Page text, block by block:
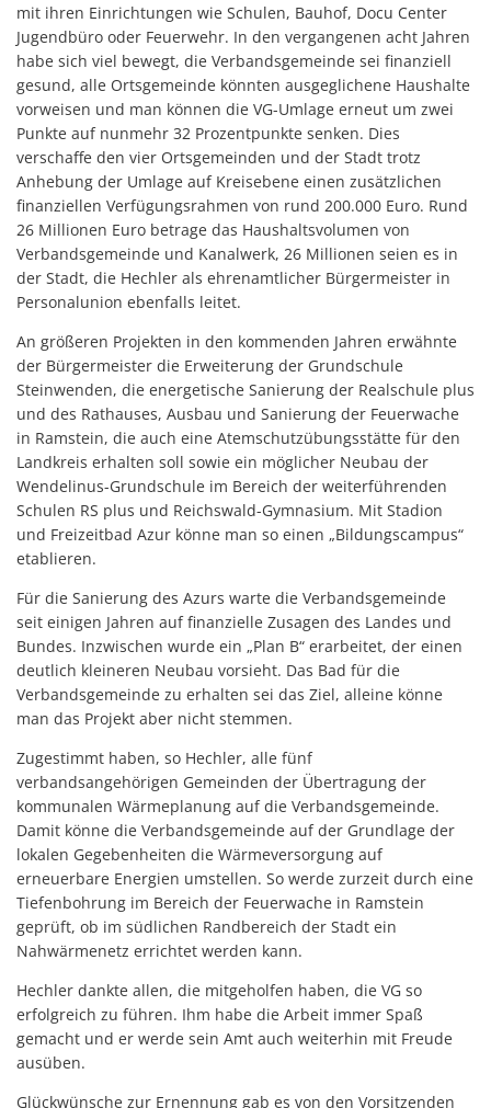
mit ihren Einrichtungen wie Schulen, Bauhof, Docu Center
Jugendbüro oder Feuerwehr. In den vergangenen acht Jahren
habe sich viel bewegt, die Verbandsgemeinde sei finanziell
gesund, alle Ortsgemeinde könnten ausgeglichene Haushalte
vorweisen und man können die VG-Umlage erneut um zwei
Punkte auf nunmehr 32 Prozentpunkte senken. Dies
verschaffe den vier Ortsgemeinden und der Stadt trotz
Anhebung der Umlage auf Kreisebene einen zusätzlichen
finanziellen Verfügungsrahmen von rund 200.000 Euro. Rund
26 Millionen Euro betrage das Haushaltsvolumen von
Verbandsgemeinde und Kanalwerk, 26 Millionen seien es in
der Stadt, die Hechler als ehrenamtlicher Bürgermeister in
Personalunion ebenfalls leitet.
An größeren Projekten in den kommenden Jahren erwähnte
der Bürgermeister die Erweiterung der Grundschule
Steinwenden, die energetische Sanierung der Realschule plus
und des Rathauses, Ausbau und Sanierung der Feuerwache
in Ramstein, die auch eine Atemschutzübungsstätte für den
Landkreis erhalten soll sowie ein möglicher Neubau der
Wendelinus-Grundschule im Bereich der weiterführenden
Schulen RS plus und Reichswald-Gymnasium. Mit Stadion
und Freizeitbad Azur könne man so einen „Bildungscampus“
etablieren.
Für die Sanierung des Azurs warte die Verbandsgemeinde
seit einigen Jahren auf finanzielle Zusagen des Landes und
Bundes. Inzwischen wurde ein „Plan B“ erarbeitet, der einen
deutlich kleineren Neubau vorsieht. Das Bad für die
Verbandsgemeinde zu erhalten sei das Ziel, alleine könne
man das Projekt aber nicht stemmen.
Zugestimmt haben, so Hechler, alle fünf
verbandsangehörigen Gemeinden der Übertragung der
kommunalen Wärmeplanung auf die Verbandsgemeinde.
Damit könne die Verbandsgemeinde auf der Grundlage der
lokalen Gegebenheiten die Wärmeversorgung auf
erneuerbare Energien umstellen. So werde zurzeit durch eine
Tiefenbohrung im Bereich der Feuerwache in Ramstein
geprüft, ob im südlichen Randbereich der Stadt ein
Nahwärmenetz errichtet werden kann.
Hechler dankte allen, die mitgeholfen haben, die VG so
erfolgreich zu führen. Ihm habe die Arbeit immer Spaß
gemacht und er werde sein Amt auch weiterhin mit Freude
ausüben.
Glückwünsche zur Ernennung gab es von den Vorsitzenden